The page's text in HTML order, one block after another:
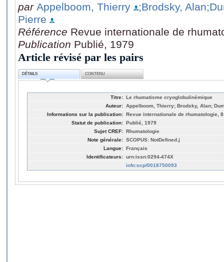
par Appelboom, Thierry ;Brodsky, Alan
Pierre
Référence Revue internationale de
Publication Publié, 1979
Article révisé par les pairs
DÉTAILS CONTENU
Titre: Le rhumatisme cryoglobulinémique
Auteur: Appelboom, Thierry; Brodsky, Alan;
Informations sur la publication: Revue internationale de rhumatologie,
Statut de publication: Publié, 1979
Sujet CREF: Rhumatologie
Note générale: SCOPUS: NotDefined.j
Langue: Français
Identificateurs: urn:issn:0294-474X
info:scp/0018750093